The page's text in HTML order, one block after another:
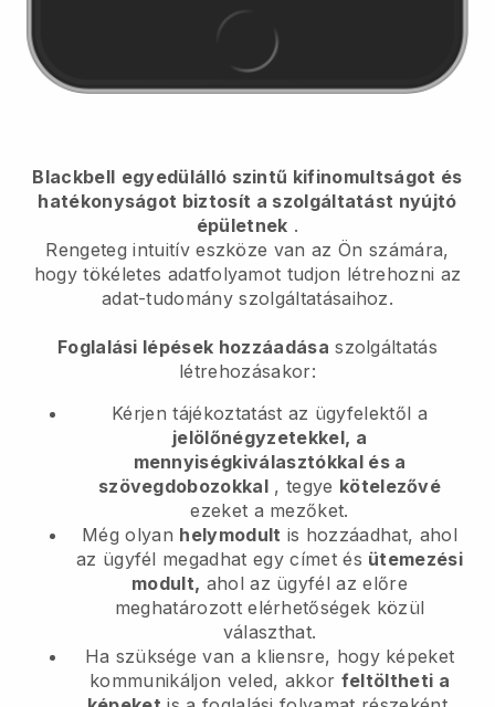
Blackbell egyedülálló szintű kifinomultságot és
hatékonyságot biztosít a szolgáltatást nyújtó
épületnek .
Rengeteg intuitív eszköze van az Ön számára,
hogy tökéletes adatfolyamot tudjon létrehozni az
adat-tudomány szolgáltatásaihoz.
Foglalási lépések hozzáadása szolgáltatás
létrehozásakor:
Kérjen tájékoztatást az ügyfelektől a
jelölőnégyzetekkel, a
mennyiségkiválasztókkal és a
szövegdobozokkal , tegye kötelezővé
ezeket a mezőket.
Még olyan helymodult is hozzáadhat, ahol
az ügyfél megadhat egy címet és ütemezési
modult, ahol az ügyfél az előre
meghatározott elérhetőségek közül
választhat.
Ha szüksége van a kliensre, hogy képeket
kommunikáljon veled, akkor feltöltheti a